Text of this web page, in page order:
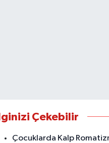
Çekebilir
Çocuklarda Kalp